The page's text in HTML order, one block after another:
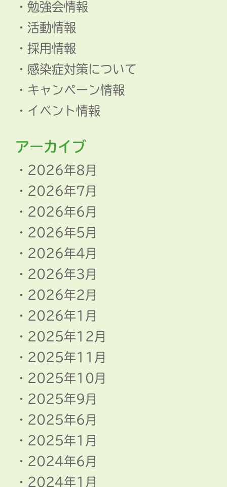
勉強会情報
活動情報
採用情報
感染症対策について
キャンペーン情報
イベント情報
アーカイブ
2026年8月
2026年7月
2026年6月
2026年5月
2026年4月
2026年3月
2026年2月
2026年1月
2025年12月
2025年11月
2025年10月
2025年9月
2025年6月
2025年1月
2024年6月
2024年1月